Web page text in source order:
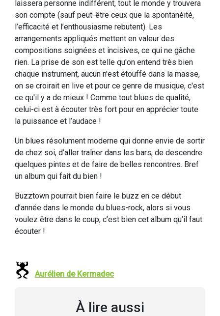
laissera personne indifférent, tout le monde y trouvera
son compte (sauf peut-être ceux que la spontanéité,
l’efficacité et l’enthousiasme rebutent). Les
arrangements appliqués mettent en valeur des
compositions soignées et incisives, ce qui ne gâche
rien. La prise de son est telle qu'on entend très bien
chaque instrument, aucun n'est étouffé dans la masse,
on se croirait en live et pour ce genre de musique, c'est
ce qu'il y a de mieux ! Comme tout blues de qualité,
celui-ci est à écouter très fort pour en apprécier toute
la puissance et l’audace !
Un blues résolument moderne qui donne envie de sortir
de chez soi, d’aller traîner dans les bars, de descendre
quelques pintes et de faire de belles rencontres. Bref
un album qui fait du bien !
Buzztown pourrait bien faire le buzz en ce début
d’année dans le monde du blues-rock, alors si vous
voulez être dans le coup, c’est bien cet album qu’il faut
écouter !
Aurélien de Kermadec
À lire aussi